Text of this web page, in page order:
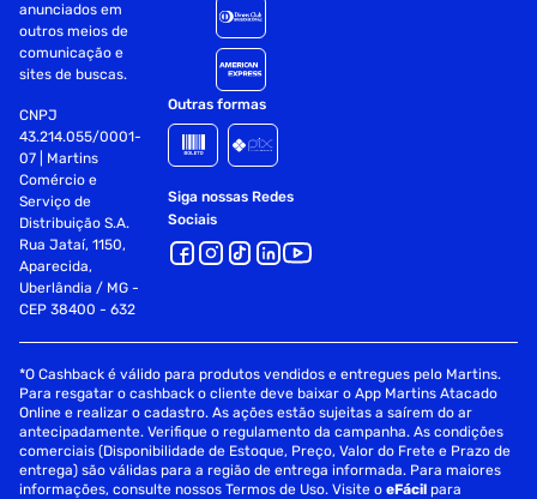
anunciados em
outros meios de
comunicação e
sites de buscas.
CNPJ
43.214.055/0001-
07 | Martins
Comércio e
Serviço de
Distribuição S.A.
Rua Jataí, 1150,
Aparecida,
Uberlândia / MG -
CEP 38400 - 632
Outras formas
Siga nossas Redes
Sociais
*O Cashback é válido para produtos vendidos e entregues pelo Martins.
Para resgatar o cashback o cliente deve baixar o App Martins Atacado
Online e realizar o cadastro. As ações estão sujeitas a saírem do ar
antecipadamente. Verifique o regulamento da campanha. As condições
comerciais (Disponibilidade de Estoque, Preço, Valor do Frete e Prazo de
entrega) são válidas para a região de entrega informada. Para maiores
informações, consulte nossos Termos de Uso. Visite oeFácil para